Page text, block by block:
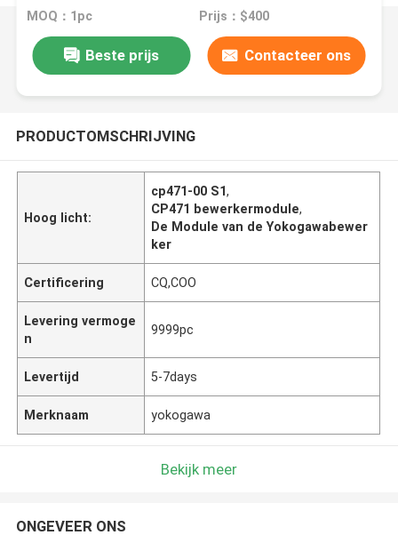
MOQ：1pc Prijs：$400
Beste prijs Contacteer ons
PRODUCTOMSCHRIJVING
Hoog licht:
cp471-00 S1,
CP471 bewerkermodule,
De Module van de Yokogawabewer
ker
Certificering CQ,COO
Levering vermoge
n
9999pc
Levertijd 5-7days
Merknaam yokogawa
Bekijk meer
ONGEVEER ONS